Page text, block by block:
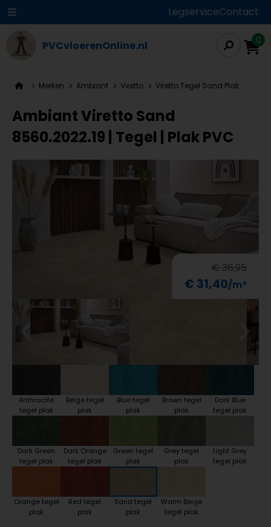
LegserviceContact
PVCvloerenOnline.nl 0
Merken Ambiant Viretto Viretto Tegel Sand Plak
Ambiant Viretto Sand
8560.2022.19 | Tegel | Plak PVC
€ 36,95
€ 31,40
Anthracite
tegel plak
Beige tegel
plak
Blue tegel
plak
Brown tegel
plak
Dark Blue
tegel plak
Dark Green
tegel plak
Dark Orange
tegel plak
Green tegel
plak
Grey tegel
plak
Light Grey
tegel plak
Orange tegel
plak
Red tegel
plak
Sand tegel
plak
Warm Beige
tegel plak